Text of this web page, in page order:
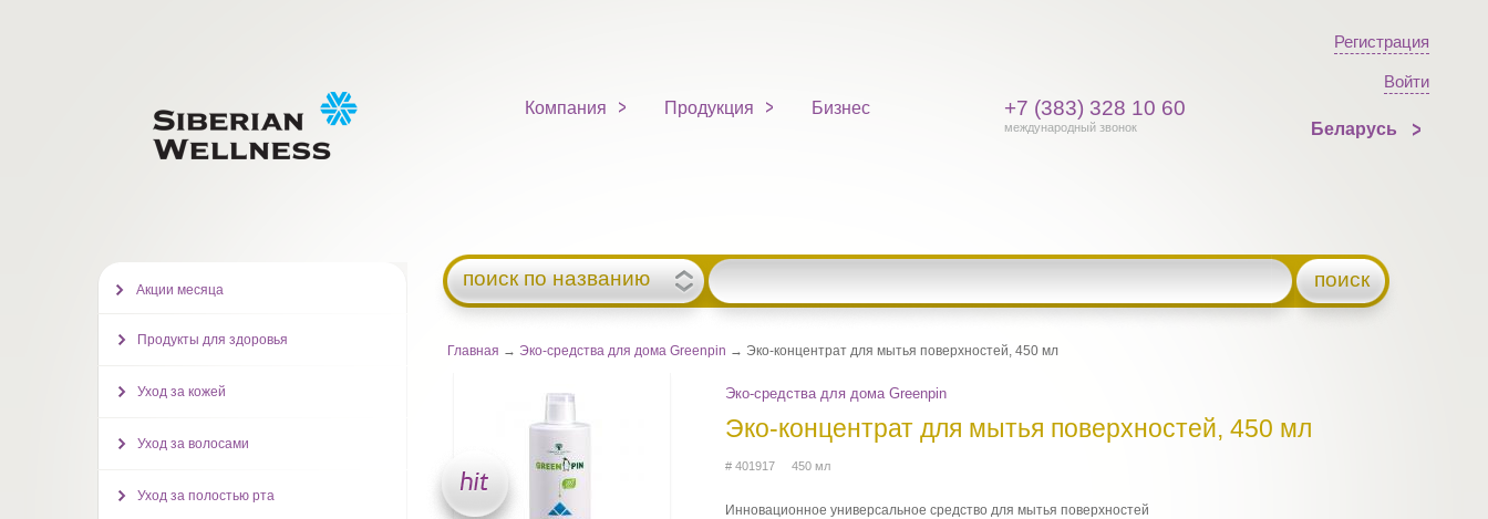
Компания Продукция Бизнес +7 (383) 328 10 60
международный звонок
Регистрация
Войти
Беларусь
поиск по названию поиск
Главная → Эко-средства для дома Greenpin → Эко-концентрат для мытья поверхностей, 450 мл
Эко-средства для дома Greenpin
Эко-концентрат для мытья поверхностей, 450 мл
# 401917 450 мл
Инновационное универсальное средство для мытья поверхностей
Акции месяца
Продукты для здоровья
Уход за кожей
Уход за волосами
Уход за полостью рта